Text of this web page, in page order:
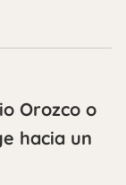
Orozco o
hacia un